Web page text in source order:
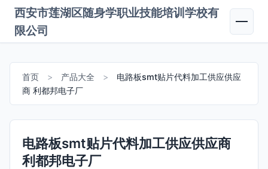
西安市莲湖区随身学职业技能培训学校有
限公司
首页 > 产品大全 >
电路板smt贴片代料加工供应供应
商 利都邦电子厂
电路板smt贴片代料加工供应供应商
利都邦电子厂